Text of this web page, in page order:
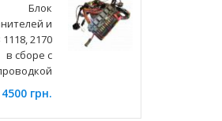
Блок
и
2170
в сборе с
4500 грн.